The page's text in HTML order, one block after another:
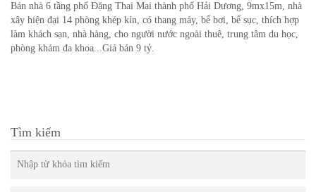
Bán nhà 6 tầng phố Đặng Thai Mai thành phố Hải Dương, 9mx15m, nhà
xây hiện đại 14 phòng khép kín, có thang máy, bể bơi, bể sục, thích hợp
làm khách sạn, nhà hàng, cho người nước ngoài thuê, trung tâm du học,
phòng khám đa khoa...Giá bán 9 tỷ.
Tìm kiếm